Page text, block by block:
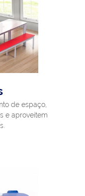
de espaço,
e aproveitem